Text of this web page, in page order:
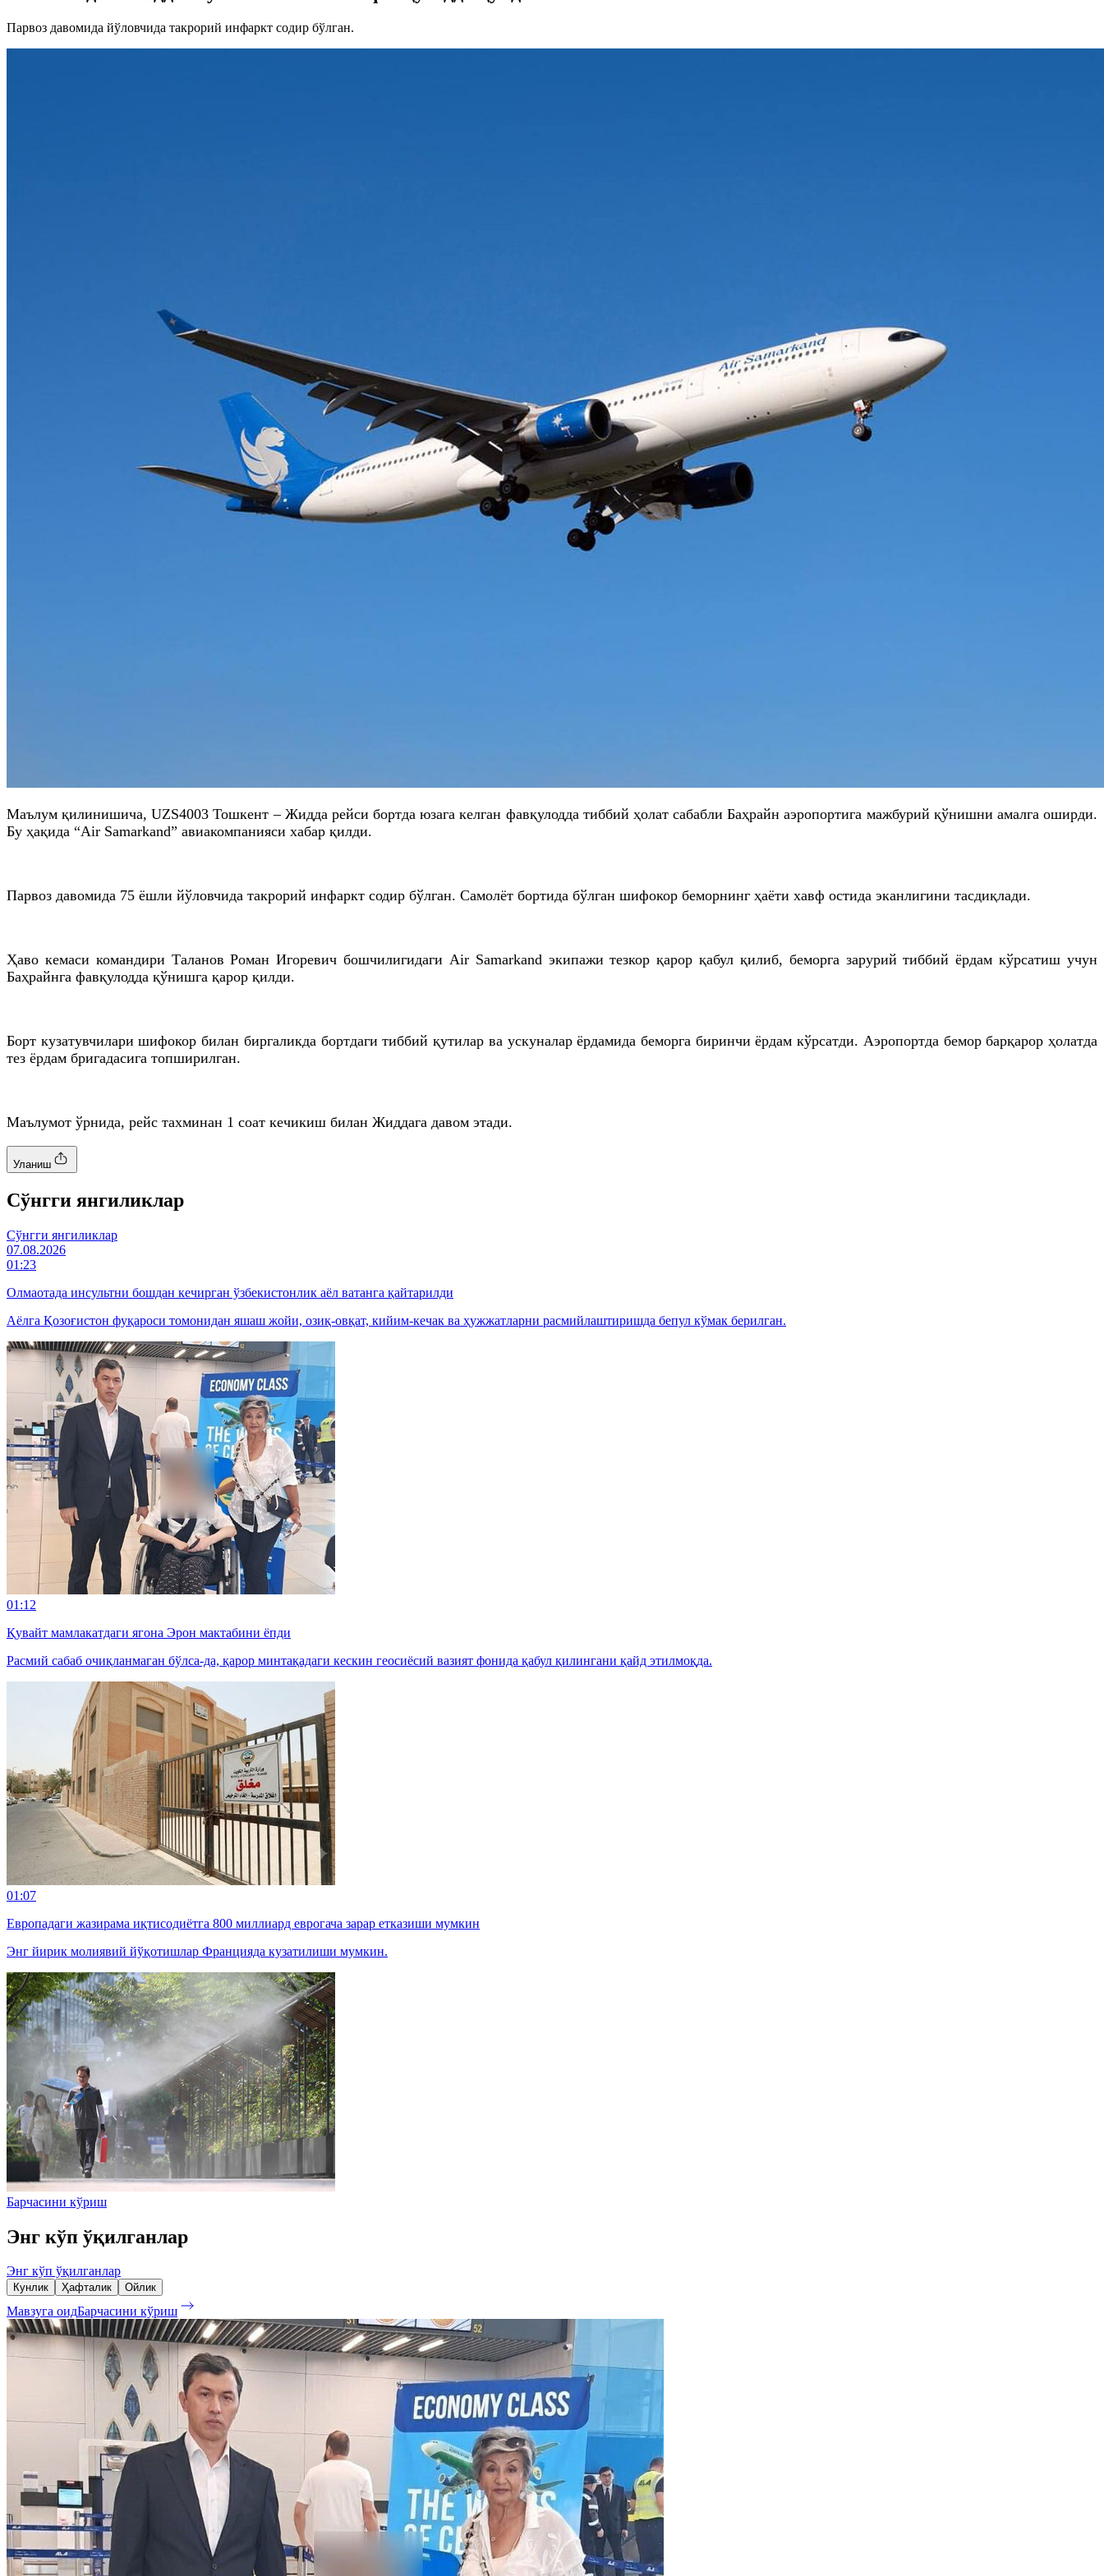
Парвоз давомида йўловчида такрорий инфаркт содир бўлган.
Маълум қилинишича, UZS4003 Тошкент – Жидда рейси бортда юзага келган фавқулодда тиббий ҳолат сабабли Баҳрайн аэропортига мажбурий қўнишни амалга оширди.
Бу ҳақида “Air Samarkand” авиакомпанияси хабар қилди.
Парвоз давомида 75 ёшли йўловчида такрорий инфаркт содир бўлган. Самолёт бортида бўлган шифокор беморнинг ҳаёти хавф остида эканлигини тасдиқлади.
Ҳаво кемаси командири Таланов Роман Игоревич бошчилигидаги Air Samarkand экипажи тезкор қарор қабул қилиб, беморга зарурий тиббий ёрдам кўрсатиш учун
Баҳрайнга фавқулодда қўнишга қарор қилди.
Борт кузатувчилари шифокор билан биргаликда бортдаги тиббий қутилар ва ускуналар ёрдамида беморга биринчи ёрдам кўрсатди. Аэропортда бемор барқарор ҳолатда
тез ёрдам бригадасига топширилган.
Маълумот ўрнида, рейс тахминан 1 соат кечикиш билан Жиддага давом этади.
Уланиш
Cўнгги янгиликлар
Cўнгги янгиликлар
07.08.2026
01:23
Олмаотада инсультни бошдан кечирган ўзбекистонлик аёл ватанга қайтарилди
Аёлга Қозоғистон фуқароси томонидан яшаш жойи, озиқ-овқат, кийим-кечак ва ҳужжатларни расмийлаштиришда бепул кўмак берилган.
01:12
Қувайт мамлакатдаги ягона Эрон мактабини ёпди
Расмий сабаб очиқланмаган бўлса-да, қарор минтақадаги кескин геосиёсий вазият фонида қабул қилингани қайд этилмоқда.
01:07
Европадаги жазирама иқтисодиётга 800 миллиард еврогача зарар етказиши мумкин
Энг йирик молиявий йўқотишлар Францияда кузатилиши мумкин.
Барчасини кўриш
Энг кўп ўқилганлар
Энг кўп ўқилганлар
Кунлик Ҳафталик Ойлик
Мавзуга оидБарчасини кўриш